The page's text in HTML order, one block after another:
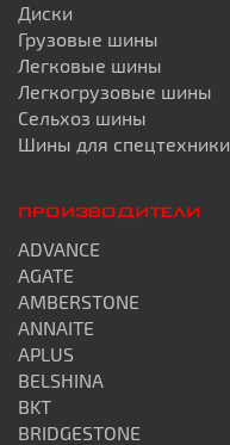
Диски
Грузовые шины
Легковые шины
Легкогрузовые шины
Сельхоз шины
Шины для спецтехники
ПРОИЗВОДИТЕЛИ
ADVANCE
AGATE
AMBERSTONE
ANNAITE
APLUS
BELSHINA
BKT
BRIDGESTONE